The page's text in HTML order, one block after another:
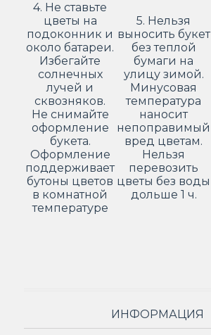
4. Не ставьте
цветы на
подоконник и
около батареи.
Избегайте
солнечных
лучей и
сквозняков.
Не снимайте
оформление
букета.
Оформление
поддерживает
бутоны цветов
в комнатной
температуре
5. Нельзя
выносить букет
без теплой
бумаги на
улицу зимой.
Минусовая
температура
наносит
непоправимый
вред цветам.
Нельзя
перевозить
цветы без воды
дольше 1 ч.
ИНФОРМАЦИЯ